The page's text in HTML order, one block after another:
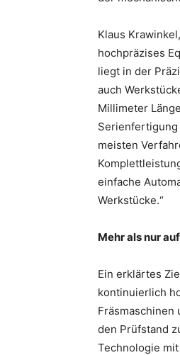
Klaus
hochpräzises
liegt in der
auch
Millimeter
meisten
einfache
Werkstücke.“
Mehr als nur
Ein erklärtes
kontinuierlich
Fräsmaschinen
den Prüfstand
Technologie